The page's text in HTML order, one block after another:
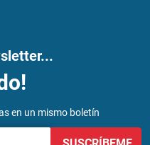
en un mismo boletín